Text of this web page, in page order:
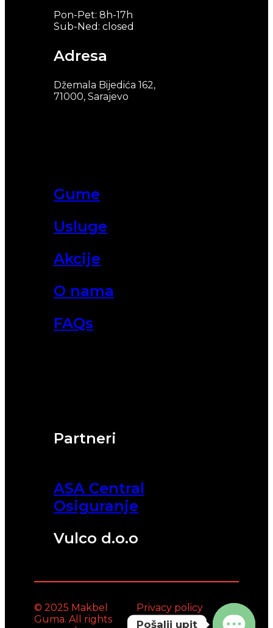
Partneri
ASA Central
Osiguranje
Vulco d.o.o
Gume
Usluge
Akcije
O nama
FAQs
Pon-Pet: 8h-17h
Sub-Ned: closed
Adresa
Džemala Bijedića 162,
71000, Sarajevo
© 2025 Makbel
Guma. All rights
Privacy policy
Pošalji upit